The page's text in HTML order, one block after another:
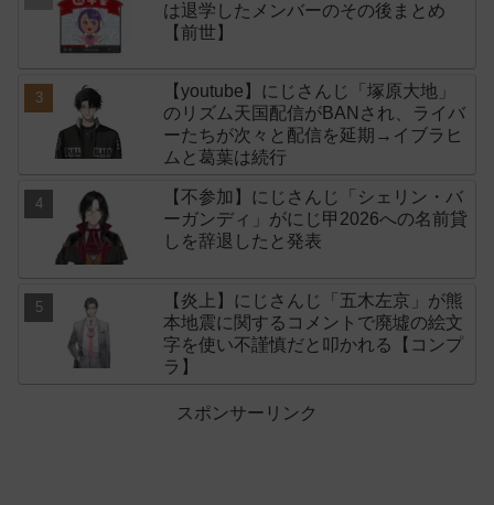
は退学したメンバーのその後まとめ
【前世】
【youtube】にじさんじ「塚原大地」
のリズム天国配信がBANされ、ライバ
ーたちが次々と配信を延期→イブラヒ
ムと葛葉は続行
【不参加】にじさんじ「シェリン・バ
ーガンディ」がにじ甲2026への名前貸
しを辞退したと発表
【炎上】にじさんじ「五木左京」が熊
本地震に関するコメントで廃墟の絵文
字を使い不謹慎だと叩かれる【コンプ
ラ】
スポンサーリンク